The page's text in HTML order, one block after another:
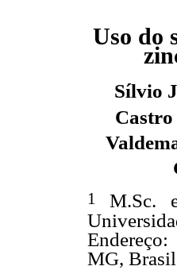
Uso do
Sílvio
Castro
1
M.Sc.
MG,